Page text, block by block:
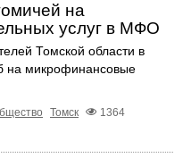
на
услуг в МФО
Томской области в
на микрофинансовые
Томск
1364